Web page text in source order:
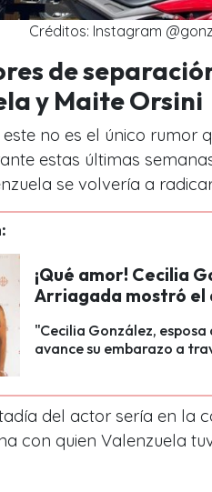
Créditos: Instagram
de
y Maite Orsini
no es el único rumor
estas últimas
se volvería a
¡Qué amor! Cecilia
Arriagada mostró el
"Cecilia González,
avance su embarazo a
del actor sería en la
con quien Valenzuela